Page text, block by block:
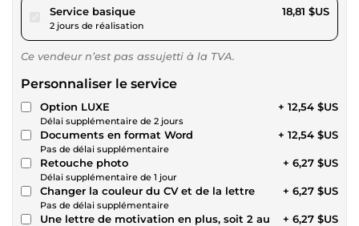
Service basiquepour 17,34 $US
2 jours de réalisation
18,81 $US
Ce vendeur n’est pas assujetti à la TVA.
Personnaliser le service
Option LUXE
Délai supplémentaire de 2 jours
+ 12,54 $US
Documents en format Word
Pas de délai supplémentaire
+ 12,54 $US
Retouche photo
Délai supplémentaire de 1 jour
+ 6,27 $US
Changer la couleur du CV et de la lettre
Pas de délai supplémentaire
+ 6,27 $US
Une lettre de motivation en plus, soit 2 au
+ 6,27 $US